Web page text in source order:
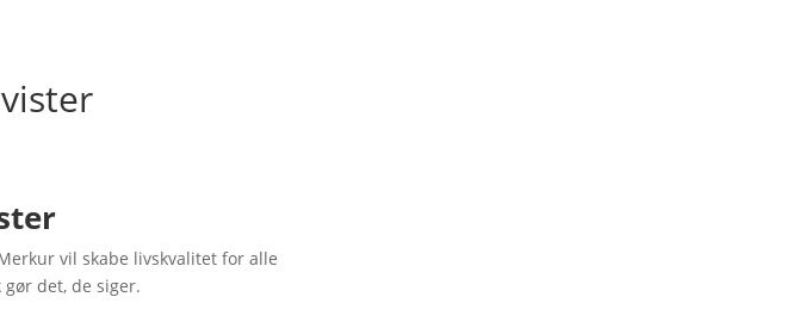
vil skabe livskvalitet for alle
det, de siger.